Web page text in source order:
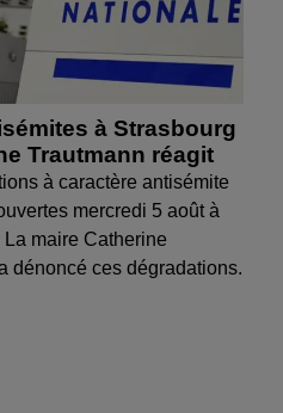
à Strasbourg
Trautmann réagit
à caractère antisémite
mercredi 5 août à
La maire Catherine
dénoncé ces dégradations.